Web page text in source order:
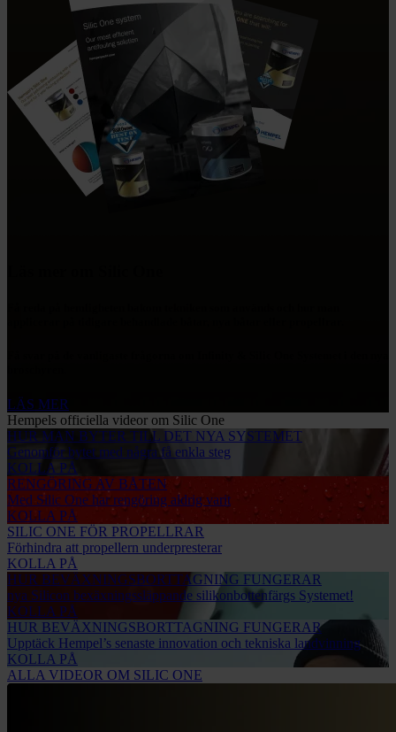
LÄS MER
Hempels officiella videor om Silic One
HUR MAN BYTER TILL DET NYA SYSTEMET
Genomför bytet med några få enkla steg
KOLLA PÅ
RENGÖRING AV BÅTEN
Med Silic One har rengöring aldrig varit
KOLLA PÅ
SILIC ONE FÖR PROPELLRAR
Förhindra att propellern underpresterar
KOLLA PÅ
HUR BEVÄXNINGSBORTTAGNING FUNGERAR
nya Silicon bexäxningssläppande silikonbottenfärgs Systemet!
KOLLA PÅ
HUR BEVÄXNINGSBORTTAGNING FUNGERAR
Upptäck Hempel’s senaste innovation och tekniska landvinning
KOLLA PÅ
ALLA VIDEOR OM SILIC ONE